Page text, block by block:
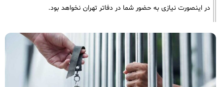
در اینصورت نیازی به حضور شما در دفاتر تهران نخواهد بود.